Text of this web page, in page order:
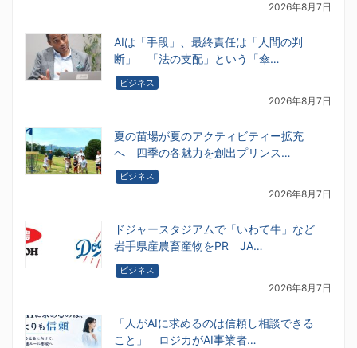
2026年8月7日
AIは「手段」、最終責任は「人間の判
断」 「法の支配」という「傘…
ビジネス
2026年8月7日
夏の苗場が夏のアクティビティー拡充
へ 四季の各魅力を創出プリンス…
ビジネス
2026年8月7日
ドジャースタジアムで「いわて牛」など
岩手県産農畜産物をPR JA…
ビジネス
2026年8月7日
「人がAIに求めるのは信頼し相談できる
こと」 ロジカがAI事業者…